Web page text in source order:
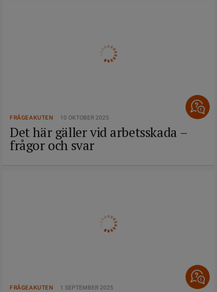
FRÅGEAKUTEN 10 OKTOBER 2025
Det här gäller vid arbetsskada –
frågor och svar
FRÅGEAKUTEN 1 SEPTEMBER 2025